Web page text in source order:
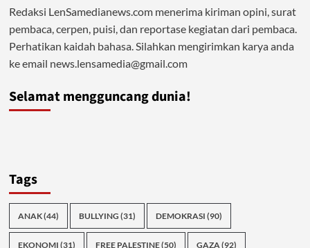
Redaksi LenSamedianews.com menerima kiriman opini, surat
pembaca, cerpen, puisi, dan reportase kegiatan dari pembaca.
Perhatikan kaidah bahasa. Silahkan mengirimkan karya anda
ke email news.lensamedia@gmail.com
Selamat mengguncang dunia!
Tags
ANAK(44) BULLYING (31) DEMOKRASI (90)
EKONOMI (31) FREE PALESTINE(50) GAZA(92)